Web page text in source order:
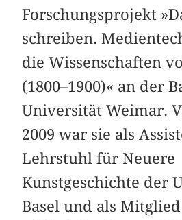
Forschungsprojekt
schreiben.
die Wissenschaften
(1800–1900)« an der
Universität Weimar.
2009 war sie als
Lehrstuhl für Neuere
Kunstgeschichte der
Basel und als Mitglied